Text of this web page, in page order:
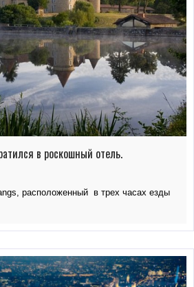
в роскошный отель.
расположенный в трех часах езды